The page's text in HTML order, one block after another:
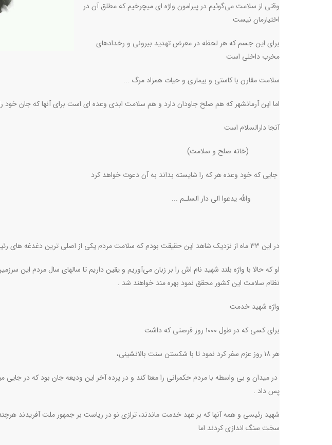
وقتی از سلامت می‌گوئیم در پیرامون واژه ای میچرخیم که مطلق آن در
اختیارمان نیست
برای این جسم که هر لحظه در معرض تهدید بیرونی و رخدادهای
مخرب داخلی است
سلامت مقارن با کاستی و بیماری و حیات همزاد مرگ ...
اما این آرمانشهر که هم صلح جاودان دارد و هم سلامت ابدی وعده ای است برای آنها که جان خود
آنجا دارالسلام است
(خانه صلح و سلامت)
جایی که خود وعده هر که را شایسته بداند به آن دعوت خواهد کرد
والله یدعوا الی دار السلـم ...
در این ۳۳ ماه از نزدیک شاهد این حقیقت بودم که سلامت مردم یکی از اصلی ترین دغدغه های رئیس جمهور بود ،
او که حالا با واژه بلند شهید نام اش را بر زبان می‌آوریم و یقین داریم تا سالهای سال مردم این
نظام سلامت این کشور محقق نمود بهره مند خواهند شد .
واژه شهید خدمت
برای کسی که در طول ۱۰۰۰ روز فرصتی که داشت
هر ۱۸ روز عزم سفر کرد نمود تا با شکستن سنت بالانشینی،
در میدان و بی واسطه با مردم حکمرانی را معنا کند و در پرده آخر این ودیعه جان بود که در
پس داد .
شهید رئیسی و همه آنها ‌که بر عهد خدمت ماندند، ترازی نو در ریاست بر جمهور ملت آفریدند
سخت سنگ اندازی کردند اما